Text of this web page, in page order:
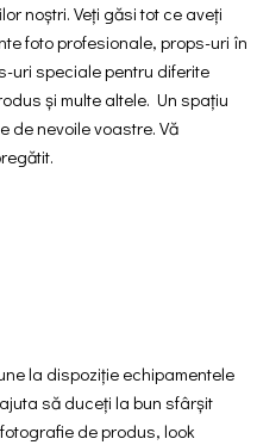
noștri. Veți găsi tot ce aveți
foto profesionale, props-uri în
uri speciale pentru diferite
și multe altele. Un spațiu
de nevoile voastre. Vă
la dispoziție echipamentele
să duceți la bun sfârșit
de produs, look